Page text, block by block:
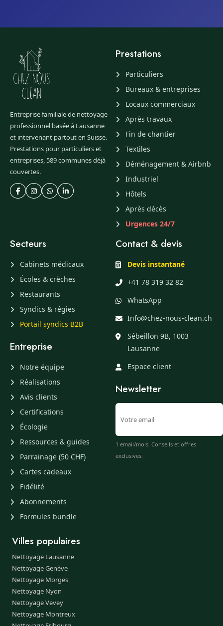
Entreprise familiale de nettoyage
professionnel basée à Lausanne
et intervenant partout en Suisse.
Prestations pour particuliers et
entreprises, 589 communes déjà
couvertes.
Prestations
Particuliers
Bureaux & entreprises
Locaux commerciaux
Après travaux
Fin de chantier
Textiles
Déménagement & Airbnb
Industriel
Hôtels
Après décès
Urgences 24/7
Secteurs
Cabinets médicaux
Écoles & crèches
Restaurants
Syndics & régies
Portail syndics B2B
Entreprise
Notre équipe
Réalisations
Avis clients
Certifications
Écologie
Ressources & guides
Parrainage (50 CHF)
Cartes cadeaux
Fidélité
Abonnements
Formules bundle
Contact & devis
Devis instantané
+41 78 319 32 82
WhatsApp
Info@chez-nous-clean.ch
Sébeillon 9B, 1003
Lausanne
Espace client
Newsletter
1 email/mois. Conseils et offres
exclusives.
Villes populaires
Nettoyage Lausanne
Nettoyage Genève
Nettoyage Morges
Nettoyage Nyon
Nettoyage Vevey
Nettoyage Montreux